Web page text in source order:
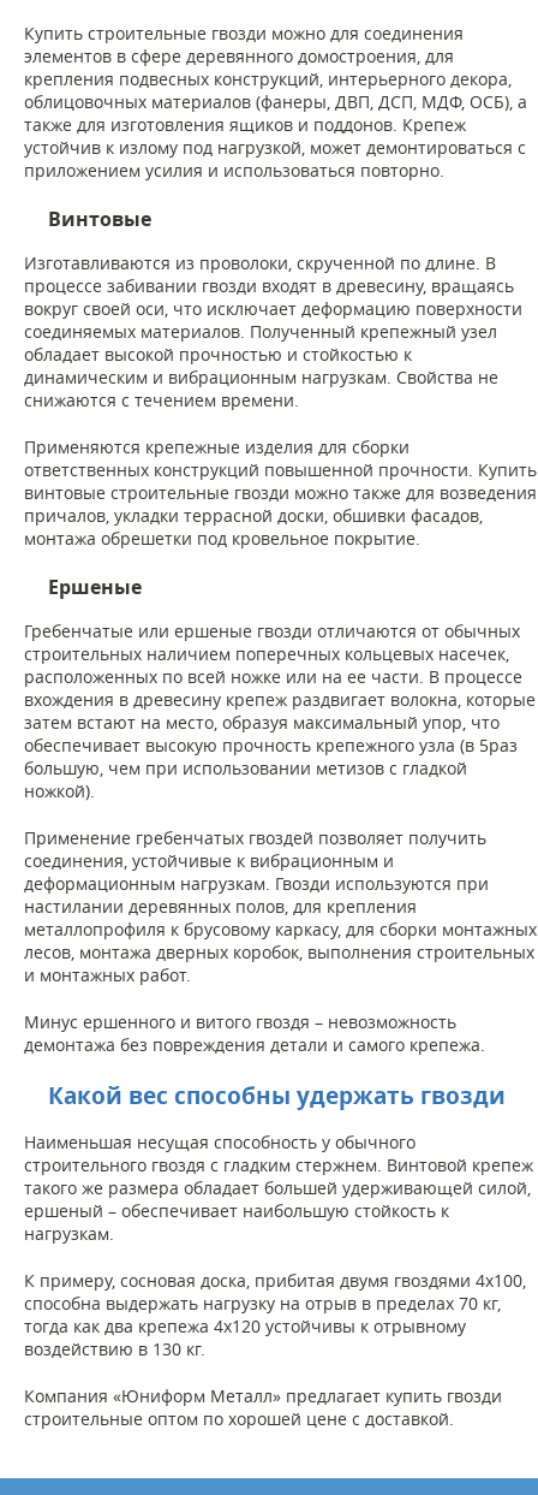
Купить строительные гвозди можно для соединения
элементов в сфере деревянного домостроения, для
крепления подвесных конструкций, интерьерного декора,
облицовочных материалов (фанеры, ДВП, ДСП, МДФ, ОСБ), а
также для изготовления ящиков и поддонов. Крепеж
устойчив к излому под нагрузкой, может демонтироваться с
приложением усилия и использоваться повторно.
Винтовые
Изготавливаются из проволоки, скрученной по длине. В
процессе забивании гвозди входят в древесину, вращаясь
вокруг своей оси, что исключает деформацию поверхности
соединяемых материалов. Полученный крепежный узел
обладает высокой прочностью и стойкостью к
динамическим и вибрационным нагрузкам. Свойства не
снижаются с течением времени.
Применяются крепежные изделия для сборки
ответственных конструкций повышенной прочности. Купить
винтовые строительные гвозди можно также для возведения
причалов, укладки террасной доски, обшивки фасадов,
монтажа обрешетки под кровельное покрытие.
Ершеные
Гребенчатые или ершеные гвозди отличаются от обычных
строительных наличием поперечных кольцевых насечек,
расположенных по всей ножке или на ее части. В процессе
вхождения в древесину крепеж раздвигает волокна, которые
затем встают на место, образуя максимальный упор, что
обеспечивает высокую прочность крепежного узла (в 5раз
большую, чем при использовании метизов с гладкой
ножкой).
Применение гребенчатых гвоздей позволяет получить
соединения, устойчивые к вибрационным и
деформационным нагрузкам. Гвозди используются при
настилании деревянных полов, для крепления
металлопрофиля к брусовому каркасу, для сборки монтажных
лесов, монтажа дверных коробок, выполнения строительных
и монтажных работ.
Минус ершенного и витого гвоздя – невозможность
демонтажа без повреждения детали и самого крепежа.
Какой вес способны удержать гвозди
Наименьшая несущая способность у обычного
строительного гвоздя с гладким стержнем. Винтовой крепеж
такого же размера обладает большей удерживающей силой,
ершеный – обеспечивает наибольшую стойкость к
нагрузкам.
К примеру, сосновая доска, прибитая двумя гвоздями 4х100,
способна выдержать нагрузку на отрыв в пределах 70 кг,
тогда как два крепежа 4х120 устойчивы к отрывному
воздействию в 130 кг.
Компания «Юниформ Металл» предлагает купить гвозди
строительные оптом по хорошей цене с доставкой.